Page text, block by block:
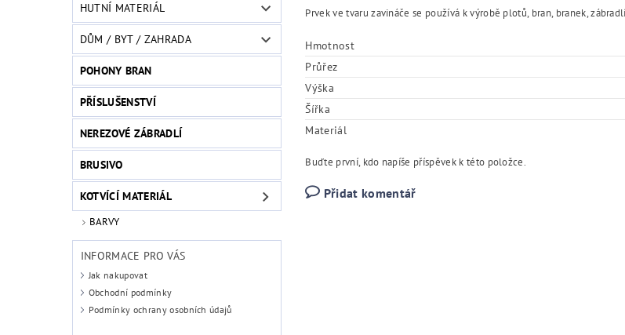
HUTNÍ MATERIÁL
DŮM / BYT / ZAHRADA
POHONY BRAN
PŘÍSLUŠENSTVÍ
NEREZOVÉ ZÁBRADLÍ
BRUSIVO
KOTVÍCÍ MATERIÁL
BARVY
INFORMACE PRO VÁS
Jak nakupovat
Obchodní podmínky
Podmínky ochrany osobních údajů
Prvek ve tvaru zavináče se používá k výrobě plotů, bran, branek,
Hmotnost
Průřez
Výška
Šířka
Materiál
Buďte první, kdo napíše příspěvek k této položce.
Přidat komentář